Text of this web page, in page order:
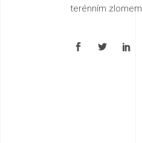
terénním zlomem.